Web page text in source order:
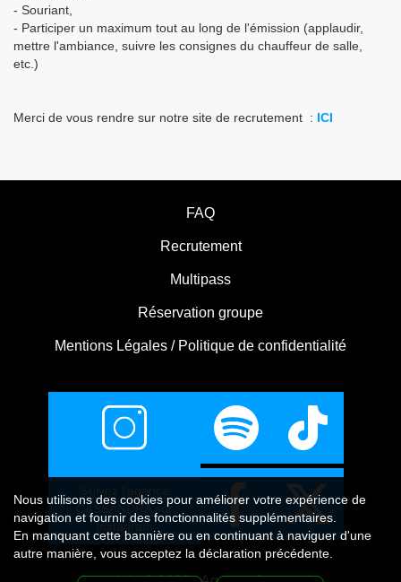
- Souriant,
- Participer un maximum tout au long de l'émission (applaudir,
mettre l'ambiance, suivre les consignes du chauffeur de salle,
etc.)
Merci de vous rendre sur notre site de recrutement : ICI
FAQ
Recrutement
Multipass
Réservation groupe
Mentions Légales / Politique de confidentialité
Suivez l'agence
CASSANDRA sur
Instagram
Nous utilisons des cookies pour améliorer votre expérience de
navigation et fournir des fonctionnalités supplémentaires.
En manquant cette bannière ou en continuant à naviguer d'une
autre manière, vous acceptez la déclaration précédente.